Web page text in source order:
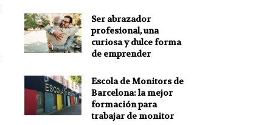
Ser abrazador
profesional, una
curiosa y dulce forma
de emprender
Escola de Monitors de
Barcelona: la mejor
formación para
trabajar de monitor